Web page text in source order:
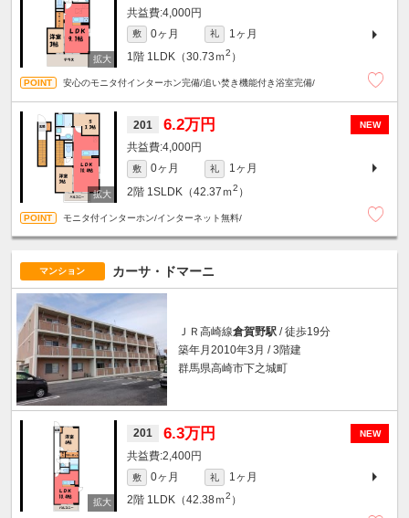
4,000円
敷 0ヶ月 礼
1ヶ月
1階 1LDK（30.73ｍ2 ）
安心のモニタ付インターホン完備/追い焚き機能付き浴室完備/
NEW
201 6.2万円
4,000円
敷 0ヶ月 礼
1ヶ月
2階 1SLDK（42.37ｍ2 ）
モニタ付インターホン/インターネット無料/
マンション カーサ・ドマーニ
ＪＲ高崎線倉賀野駅 / 徒歩19分
築年月2010年3月 / 3階建
群馬県高崎市下之城町
NEW
201 6.3万円
2,400円
敷 0ヶ月 礼
1ヶ月
2階 1LDK（42.38ｍ2 ）